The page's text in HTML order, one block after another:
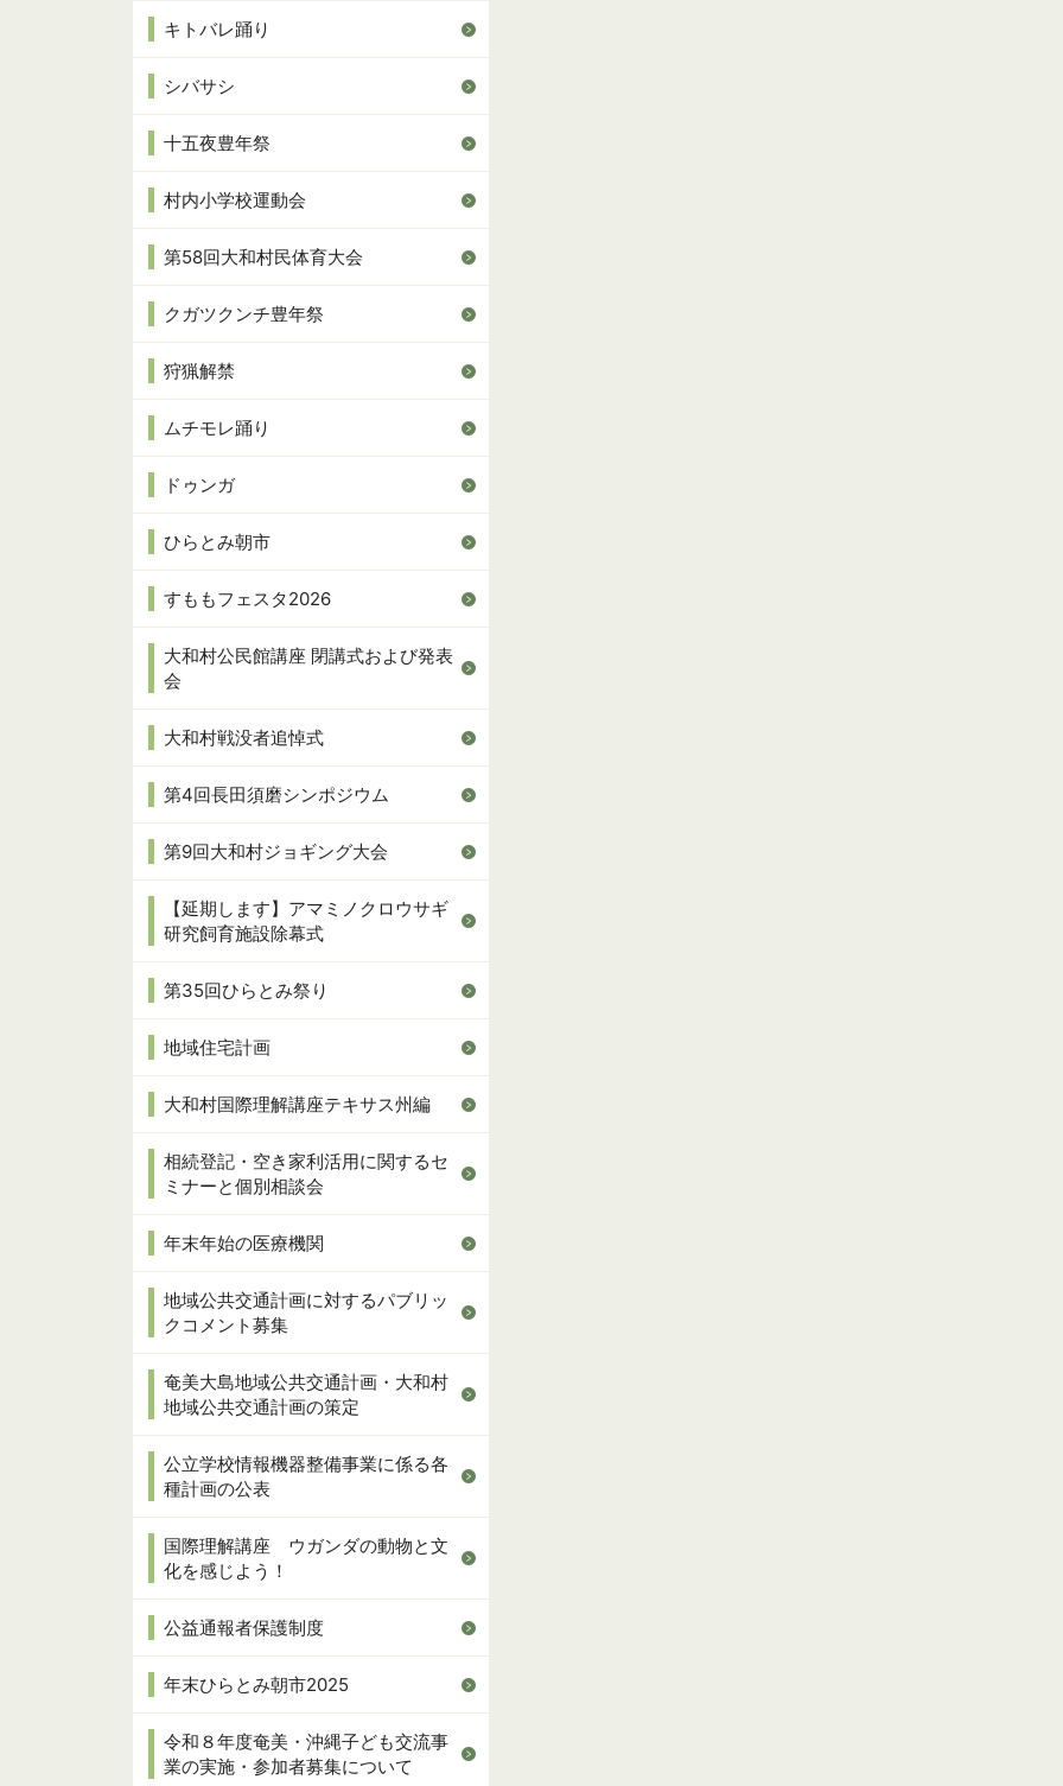
キトバレ踊り
シバサシ
十五夜豊年祭
村内小学校運動会
第58回大和村民体育大会
クガツクンチ豊年祭
狩猟解禁
ムチモレ踊り
ドゥンガ
ひらとみ朝市
すももフェスタ2026
大和村公民館講座 閉講式および発表
会
大和村戦没者追悼式
第4回長田須磨シンポジウム
第9回大和村ジョギング大会
【延期します】アマミノクロウサギ
研究飼育施設除幕式
第35回ひらとみ祭り
地域住宅計画
大和村国際理解講座テキサス州編
相続登記・空き家利活用に関するセ
ミナーと個別相談会
年末年始の医療機関
地域公共交通計画に対するパブリッ
クコメント募集
奄美大島地域公共交通計画・大和村
地域公共交通計画の策定
公立学校情報機器整備事業に係る各
種計画の公表
国際理解講座 ウガンダの動物と文
化を感じよう！
公益通報者保護制度
年末ひらとみ朝市2025
令和８年度奄美・沖縄子ども交流事
業の実施・参加者募集について